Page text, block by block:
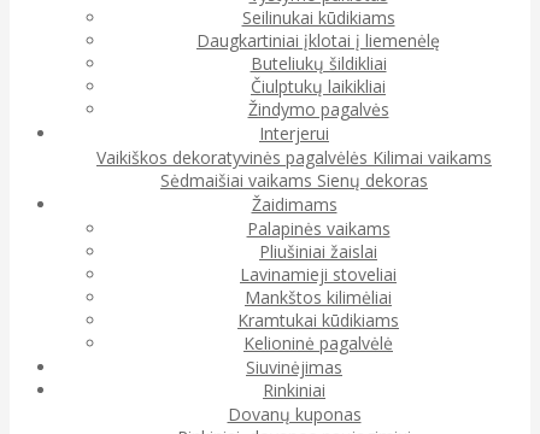
Seilinukai kūdikiams
Daugkartiniai įklotai į liemenėlę
Buteliukų šildikliai
Čiulptukų laikikliai
Žindymo pagalvės
Interjerui
Vaikiškos dekoratyvinės pagalvėlės Kilimai vaikams
Sėdmaišiai vaikams Sienų dekoras
Žaidimams
Palapinės vaikams
Pliušiniai žaislai
Lavinamieji stoveliai
Mankštos kilimėliai
Kramtukai kūdikiams
Kelioninė pagalvėlė
Siuvinėjimas
Rinkiniai
Dovanų kuponas